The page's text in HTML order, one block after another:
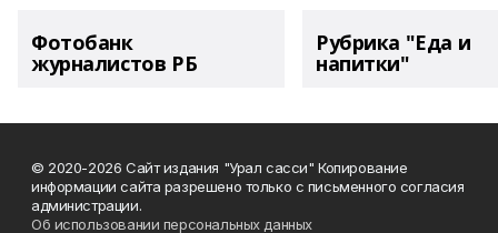
Фотобанк
журналистов РБ
Рубрика "Еда и
напитки"
© 2020-2026 Сайт издания "Урал сасси" Копирование
информации сайта разрешено только с письменного согласия
администрации.
Об использовании персональных данных